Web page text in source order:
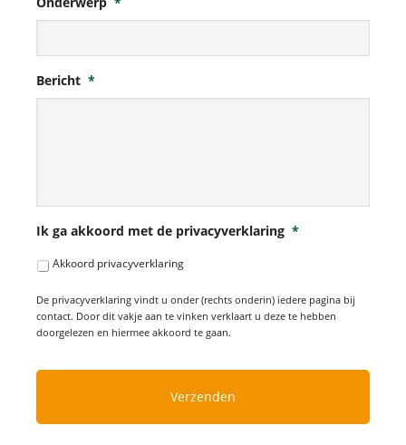
Bericht *
Ik ga akkoord met de privacyverklaring *
Akkoord privacyverklaring
De privacyverklaring vindt u onder (rechts onderin) iedere pagina bij
contact. Door dit vakje aan te vinken verklaart u deze te hebben
doorgelezen en hiermee akkoord te gaan.